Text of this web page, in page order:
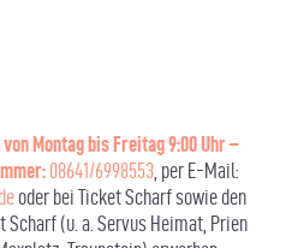
Montag bis Freitag 9:00 Uhr –
08641/6998553, per E-Mail:
oder bei Ticket Scharf sowie den
(u. a. Servus Heimat, Prien